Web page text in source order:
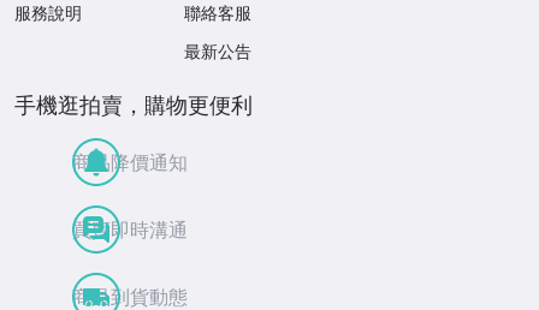
服務說明
聯絡客服
最新公告
手機逛拍賣，購物更便利
商品降價通知
買賣即時溝通
商品到貨動態